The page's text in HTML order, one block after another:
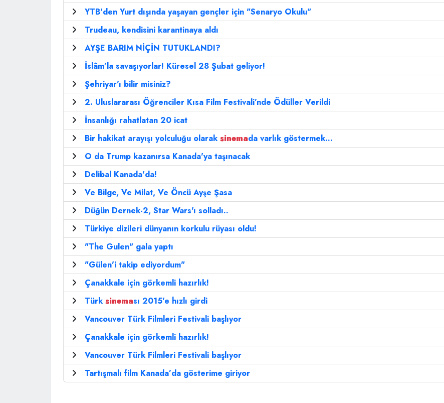
YTB'den Yurt dışında yaşayan gençler için "Senaryo Okulu"
Trudeau, kendisini karantinaya aldı
AYŞE BARIM NİÇİN TUTUKLANDI?
İslâm’la savaşıyorlar! Küresel 28 Şubat geliyor!
Şehriyar'ı bilir misiniz?
2. Uluslararası Öğrenciler Kısa Film Festivali’nde Ödüller Verildi
İnsanlığı rahatlatan 20 icat
Bir hakikat arayışı yolculuğu olarak sinemada varlık göstermek...
O da Trump kazanırsa Kanada'ya taşınacak
Delibal Kanada'da!
Ve Bilge, Ve Milat, Ve Öncü Ayşe Şasa
Düğün Dernek-2, Star Wars'ı solladı..
Türkiye dizileri dünyanın korkulu rüyası oldu!
"The Gulen" gala yaptı
"Gülen'i takip ediyordum"
Çanakkale için görkemli hazırlık!
Türk sineması 2015'e hızlı girdi
Vancouver Türk Filmleri Festivali başlıyor
Çanakkale için görkemli hazırlık!
Vancouver Türk Filmleri Festivali başlıyor
Tartışmalı film Kanada’da gösterime giriyor